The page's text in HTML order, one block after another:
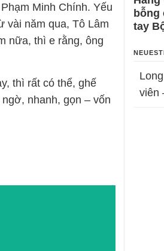
Minh Chính. Yếu
vài năm qua, Tô Lâm
nữa, thì e rằng, ông
thì rất có thể, ghế
nhanh, gọn – vốn
bỗng
tay
viên